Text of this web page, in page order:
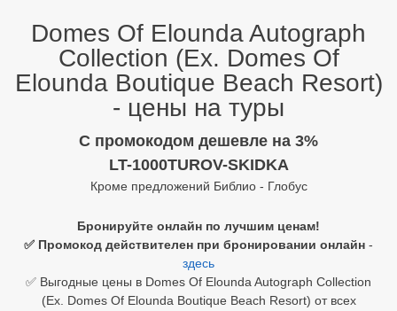
Domes Of Elounda Autograph
Collection (Ex. Domes Of
Elounda Boutique Beach Resort)
- цены на туры
C промокодом дешевле на 3%
LT-1000TUROV-SKIDKA
Кроме предложений Библио - Глобус
Бронируйте онлайн по лучшим ценам!
✅ Промокод действителен при бронировании онлайн -
здесь
✅ Выгодные цены в Domes Of Elounda Autograph Collection
(Ex. Domes Of Elounda Boutique Beach Resort) от всех
Египет
Северный Гоа
Южный Гоа